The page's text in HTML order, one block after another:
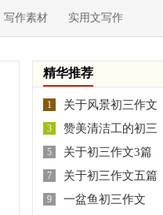
写作素材 实用文写作
精华推荐
1
关于风景初三作文
合集九篇
3
赞美清洁工的初三
学生作文
5 关于初三作文3篇
7 关于初三作文五篇
9 一盆鱼初三作文